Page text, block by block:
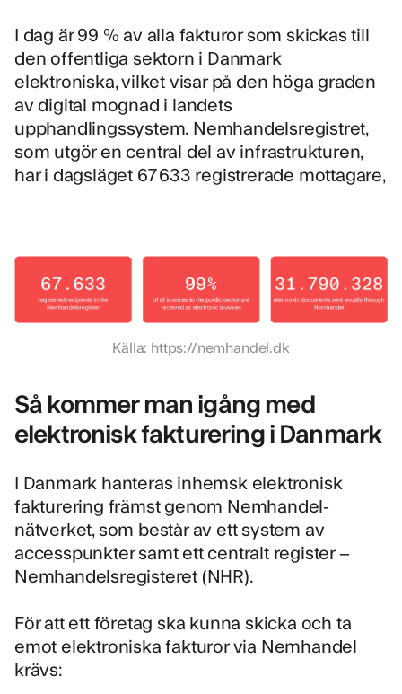
I dag är 99 % av alla fakturor som skickas till
den offentliga sektorn i Danmark
elektroniska, vilket visar på den höga graden
av digital mognad i landets
upphandlingssystem. Nemhandelsregistret,
som utgör en central del av infrastrukturen,
har i dagsläget 67 633 registrerade mottagare,
Källa: https://nemhandel.dk
Så kommer man igång med
elektronisk fakturering i Danmark
I Danmark hanteras inhemsk elektronisk
fakturering främst genom Nemhandel-
nätverket, som består av ett system av
accesspunkter samt ett centralt register –
Nemhandelsregisteret (NHR).
För att ett företag ska kunna skicka och ta
emot elektroniska fakturor via Nemhandel
krävs: